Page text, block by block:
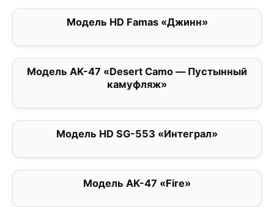
Модель HD Famas «Джинн»
0
Модель AK-47 «Desert Camo — Пустынный
камуфляж»
Модель HD SG-553 «Интеграл»
Модель AK-47 «Fire»